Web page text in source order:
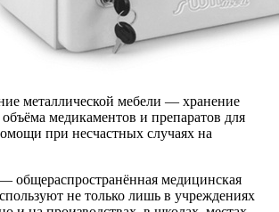
металлической мебели — хранение
медикаментов и препаратов для
при несчастных случаях на
общераспространённая медицинская
не только лишь в учреждениях